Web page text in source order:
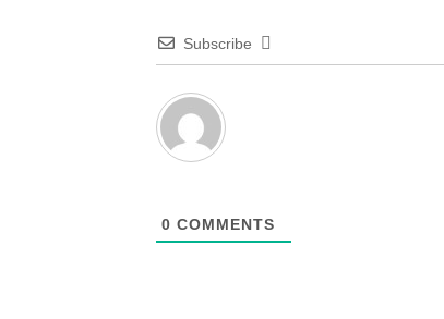
Subscribe
0 COMMENTS